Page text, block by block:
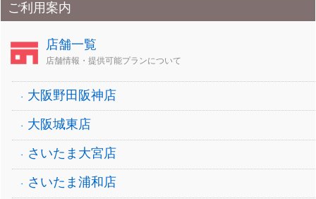
ご利用案内
店舗一覧
店舗情報・提供可能プランについて
大阪野田阪神店
大阪城東店
さいたま大宮店
さいたま浦和店